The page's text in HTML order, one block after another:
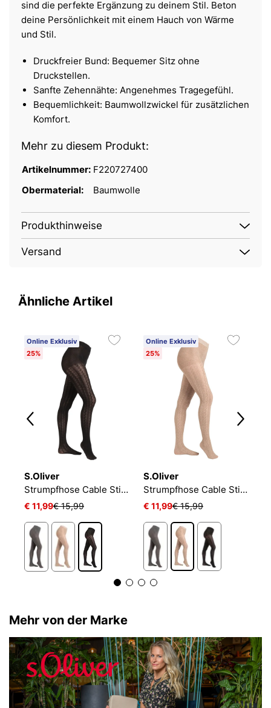
sind die perfekte Ergänzung zu deinem Stil. Beton
deine Persönlichkeit mit einem Hauch von Wärme
und Stil.
Druckfreier Bund: Bequemer Sitz ohne
Druckstellen.
Sanfte Zehennähte: Angenehmes Tragegefühl.
Bequemlichkeit: Baumwollzwickel für zusätzlichen
Komfort.
Mehr zu diesem Produkt:
Artikelnummer: F220727400
Obermaterial:
Baumwolle
Produkthinweise
Versand
Ähnliche Artikel
Online Exklusiv
25%
S.Oliver
Strumpfhose Cable Stitch
€ 11,99€ 15,99
Online Exklusiv
25%
S.Oliver
Strumpfhose Cable Stitch
€ 11,99€ 15,99
Mehr von der Marke